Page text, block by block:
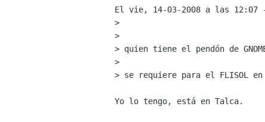
El vie, 14-03-2008 a las 12:07
>
>
> quien tiene el pendón de
>
> se requiere para el FLISOL
Yo lo tengo, está en Talca.